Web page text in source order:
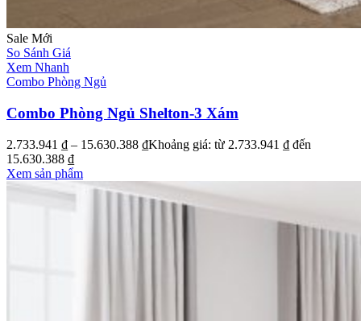
Sale Mới
So Sánh Giá
Xem Nhanh
Combo Phòng Ngủ
Combo Phòng Ngủ Shelton-3 Xám
2.733.941 ₫ – 15.630.388 ₫Khoảng giá: từ 2.733.941 ₫ đến
15.630.388 ₫
Xem sản phẩm